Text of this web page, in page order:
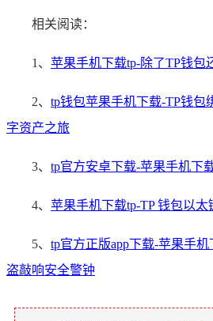
相关阅读：
1、 苹果手机下载tp-除了TP钱包
2、 tp钱包苹果手机下载-TP钱包
字资产之旅
3、 tp官方安卓下载-苹果手机下
4、 苹果手机下载tp-TP 钱包以
5、 tp官方正版app下载-苹果手
盗敲响安全警钟